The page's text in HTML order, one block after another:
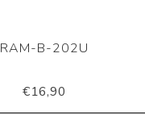
RAM-B-202U
€16,90